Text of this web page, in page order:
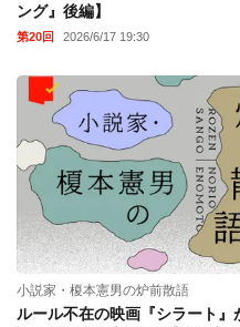
ング』後編】
第20回 2026/6/17 19:30
小説家・榎本憲男の炉前散語
ルール不在の映画『シラート